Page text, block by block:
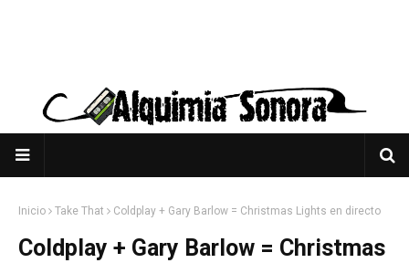
Inicio Take That Coldplay + Gary Barlow = Christmas Lights en directo
Coldplay + Gary Barlow = Christmas